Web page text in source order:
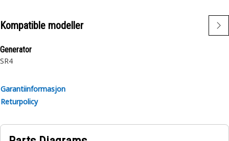
Kompatible modeller
Generator
SR4
Garantiinformasjon
Returpolicy